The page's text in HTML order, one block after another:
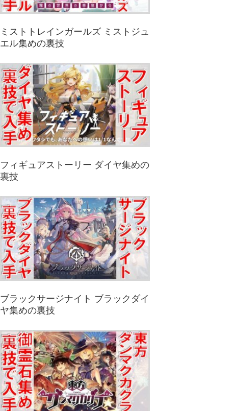
ミストトレインガールズ ミストジュ
エル集めの裏技
フィギュアストーリー ダイヤ集めの
裏技
ブラックサージナイト ブラックダイ
ヤ集めの裏技